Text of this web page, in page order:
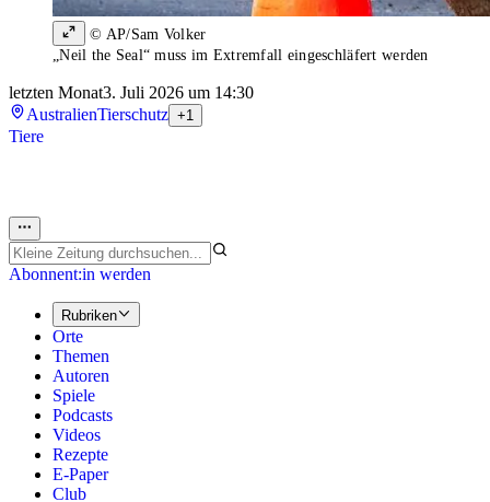
© AP/Sam Volker
„Neil the Seal“ muss im Extremfall eingeschläfert werden
letzten Monat3. Juli 2026 um 14:30
AustralienTierschutz +1
Tiere
Abonnent:in werden
Rubriken
Orte
Themen
Autoren
Spiele
Podcasts
Videos
Rezepte
E-Paper
Club